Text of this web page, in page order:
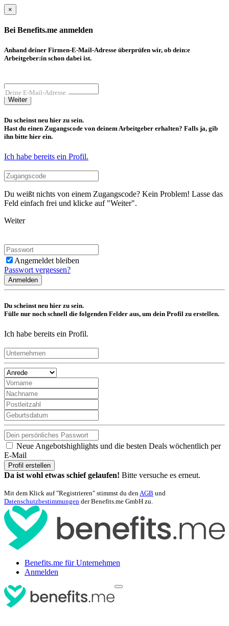
×
Bei Benefits.me anmelden
Anhand deiner Firmen-E-Mail-Adresse überprüfen wir, ob dein:e
Arbeitgeber:in schon dabei ist.
Deine E-Mail-Adresse
Weiter
Du scheinst neu hier zu sein.
Hast du einen Zugangscode von deinem Arbeitgeber erhalten? Falls ja, gib
ihn bitte hier ein.
Ich habe bereits ein Profil.
Du weißt nichts von einem Zugangscode? Kein Problem! Lasse das
Feld einfach frei und klicke auf "Weiter".
Weiter
Angemeldet bleiben
Passwort vergessen?
Anmelden
Du scheinst neu hier zu sein.
Fülle nur noch schnell die folgenden Felder aus, um dein Profil zu erstellen.
Ich habe bereits ein Profil.
Neue Angebotshighlights und die besten Deals wöchentlich per
E-Mail
Profil erstellen
Da ist wohl etwas schief gelaufen! Bitte versuche es erneut.
Mit dem Klick auf "Registrieren" stimmst du denAGB und
Datenschutzbestimmungen der Benefits.me GmbH zu.
Benefits.me für Unternehmen
Anmelden